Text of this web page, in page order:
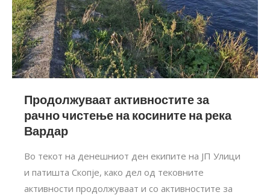
Продолжуваат активностите за
рачно чистење на косините на река
Вардар
Во текот на денешниот ден екипите на ЈП Улици
и патишта Скопје, како дел од тековните
активности продолжуваат и со активностите за